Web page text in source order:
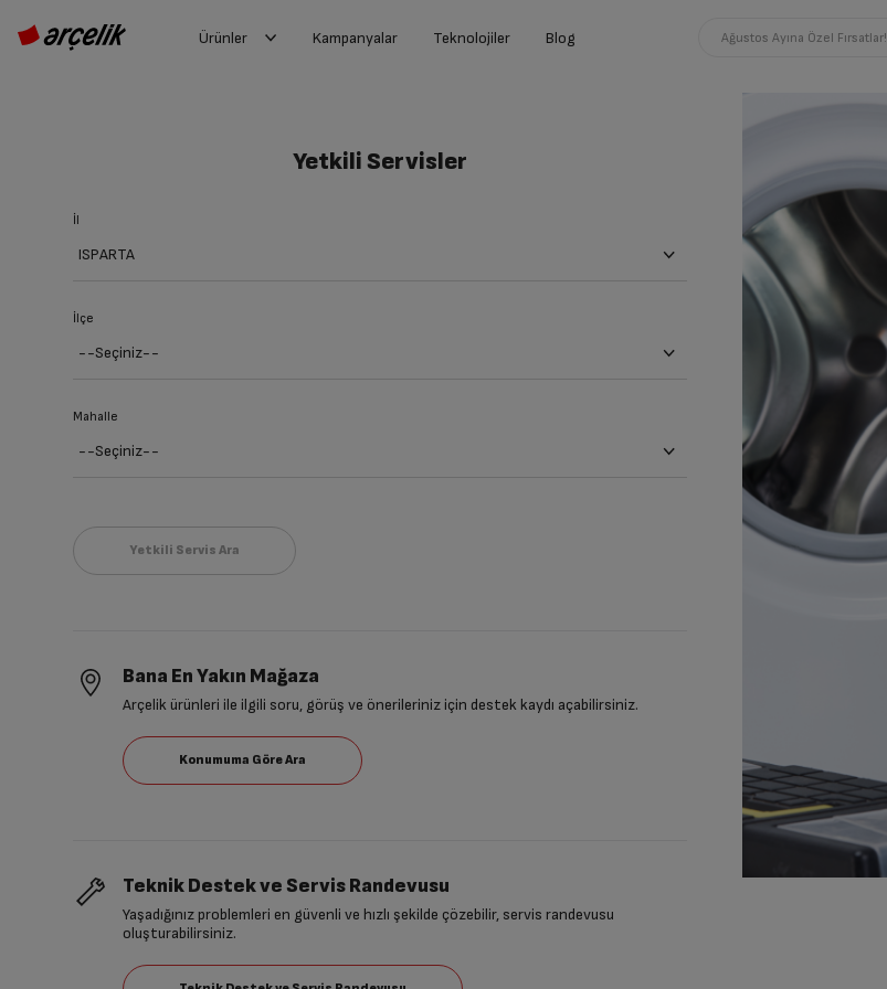
Ürünler Kampanyalar Teknolojiler Blog Ağustos Ayına Özel Fırsatlar!
Yetkili Servisler
İl
İlçe
Mahalle
Bana En Yakın Mağaza
Arçelik ürünleri ile ilgili soru, görüş ve önerileriniz için destek kaydı açabilirsiniz.
Teknik Destek ve Servis Randevusu
Yaşadığınız problemleri en güvenli ve hızlı şekilde çözebilir, servis randevusu
oluşturabilirsiniz.